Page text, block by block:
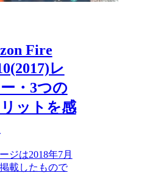
Fire
レ
・3つの
ットを感
ジは2018年7月
載したもので